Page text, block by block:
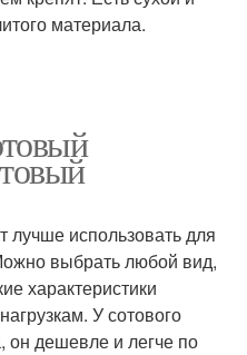
материала.
лучше использовать для
выбрать любой вид,
характеристики
У сотового
он дешевле и легче по